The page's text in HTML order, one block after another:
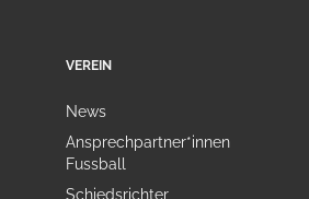
VEREIN
News
Ansprechpartner*innen
Fussball
Schiedsrichter